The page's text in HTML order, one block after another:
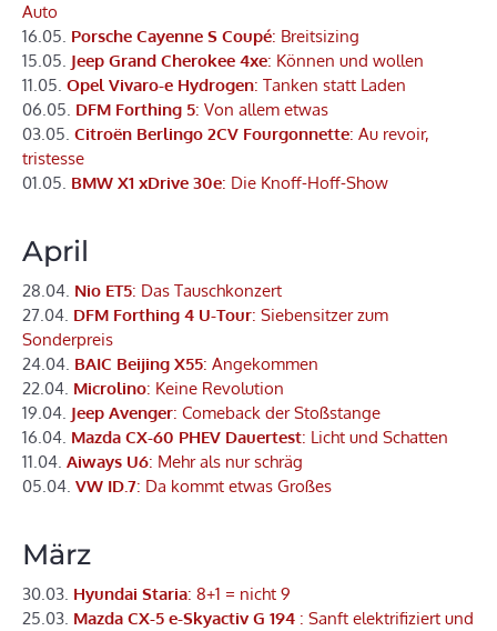
Auto
16.05. Porsche Cayenne S Coupé: Breitsizing
15.05. Jeep Grand Cherokee 4xe: Können und wollen
11.05. Opel Vivaro-e Hydrogen: Tanken statt Laden
06.05. DFM Forthing 5: Von allem etwas
03.05. Citroën Berlingo 2CV Fourgonnette: Au revoir,
tristesse
01.05. BMW X1 xDrive 30e: Die Knoff-Hoff-Show
April
28.04. Nio ET5: Das Tauschkonzert
27.04. DFM Forthing 4 U-Tour: Siebensitzer zum
Sonderpreis
24.04. BAIC Beijing X55: Angekommen
22.04. Microlino: Keine Revolution
19.04. Jeep Avenger: Comeback der Stoßstange
16.04. Mazda CX-60 PHEV Dauertest: Licht und Schatten
11.04. Aiways U6: Mehr als nur schräg
05.04. VW ID.7: Da kommt etwas Großes
März
30.03. Hyundai Staria: 8+1 = nicht 9
25.03. Mazda CX-5 e-Skyactiv G 194 : Sanft elektrifiziert und